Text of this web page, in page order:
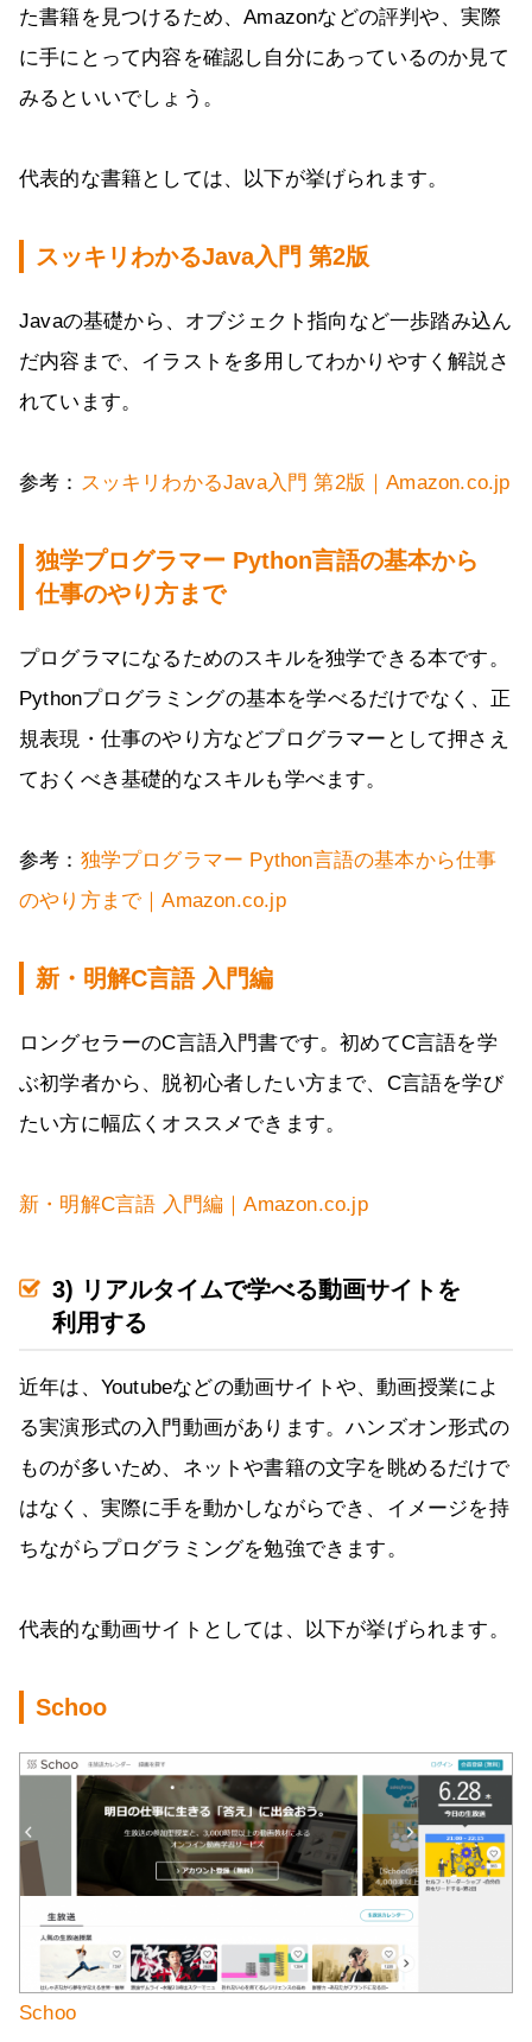
た書籍を見つけるため、Amazonなどの評判や、実際
に手にとって内容を確認し自分にあっているのか見て
みるといいでしょう。
代表的な書籍としては、以下が挙げられます。
スッキリわかるJava入門 第2版
Javaの基礎から、オブジェクト指向など一歩踏み込ん
だ内容まで、イラストを多用してわかりやすく解説さ
れています。
参考： スッキリわかるJava入門 第2版｜Amazon.co.jp
独学プログラマー Python言語の基本から
仕事のやり方まで
プログラマになるためのスキルを独学できる本です。
Pythonプログラミングの基本を学べるだけでなく、正
規表現・仕事のやり方などプログラマーとして押さえ
ておくべき基礎的なスキルも学べます。
参考： 独学プログラマー Python言語の基本から仕事
のやり方まで｜Amazon.co.jp
新・明解C言語 入門編
ロングセラーのC言語入門書です。初めてC言語を学
ぶ初学者から、脱初心者したい方まで、C言語を学び
たい方に幅広くオススメできます。
新・明解C言語 入門編｜Amazon.co.jp
3) リアルタイムで学べる動画サイトを
利用する
近年は、Youtubeなどの動画サイトや、動画授業によ
る実演形式の入門動画があります。ハンズオン形式の
ものが多いため、ネットや書籍の文字を眺めるだけで
はなく、実際に手を動かしながらでき、イメージを持
ちながらプログラミングを勉強できます。
代表的な動画サイトとしては、以下が挙げられます。
Schoo
Schoo